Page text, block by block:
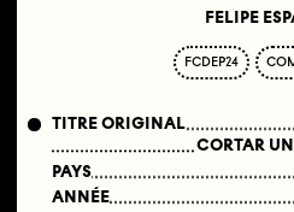
FELIPE
FCDEP24
TITRE ORIGINAL
CORTAR
PAYS
ANNÉE